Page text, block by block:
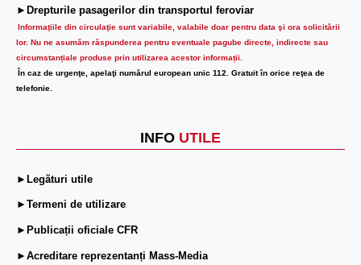
►Drepturile pasagerilor din transportul feroviar
Informaţiile din circulaţie sunt variabile, valabile doar pentru data şi ora solicitării
lor. Nu ne asumăm răspunderea pentru eventuale pagube directe, indirecte sau
circumstanțiale produse prin utilizarea acestor informații.
În caz de urgenţe, apelaţi numărul european unic 112. Gratuit în orice reţea de
telefonie.
INFO UTILE
►Legături utile
►Termeni de utilizare
►Publicații oficiale CFR
►Acreditare reprezentanți Mass-Media